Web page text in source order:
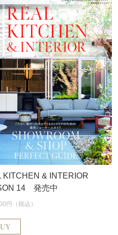
KITCHEN & INTERIOR
14 発売中
円（税込）